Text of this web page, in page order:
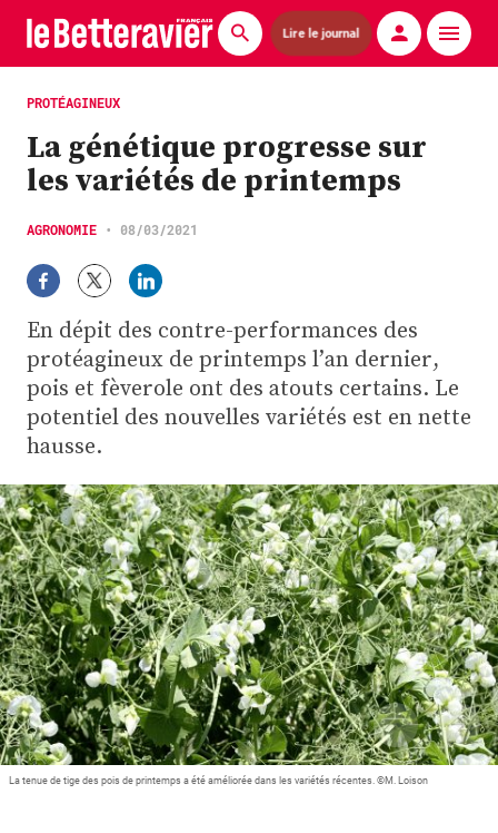
Lire le journal
Actualités
Économie
Agronomie
Matériels
La technique ITB
Pommes de terre
Guides pratiques
Chasse
Plus
Abonnez-vous
PROTÉAGINEUX
La génétique progresse sur
les variétés de printemps
AGRONOMIE • 08/03/2021
En dépit des contre-performances des
protéagineux de printemps l’an dernier,
pois et fèverole ont des atouts certains. Le
potentiel des nouvelles variétés est en nette
hausse.
La tenue de tige des pois de printemps a été améliorée dans les variétés récentes. ©M. Loison